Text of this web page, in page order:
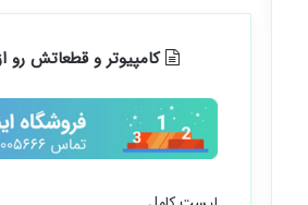
کامپیوتر و قطعاتش رو